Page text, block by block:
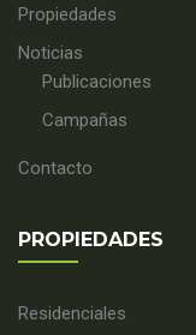
Propiedades
Noticias
Publicaciones
Campañas
Contacto
PROPIEDADES
Residenciales